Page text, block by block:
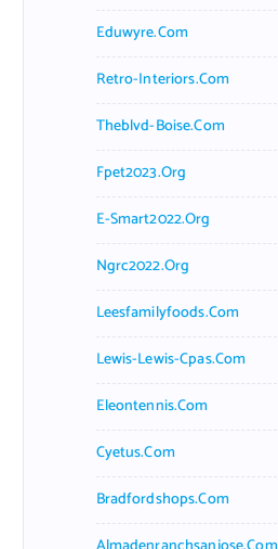
Eduwyre.com
Retro-Interiors.com
Theblvd-Boise.com
Fpet2023.org
E-Smart2022.org
Ngrc2022.org
Leesfamilyfoods.com
Lewis-Lewis-Cpas.com
Eleontennis.com
Cyetus.com
Bradfordshops.com